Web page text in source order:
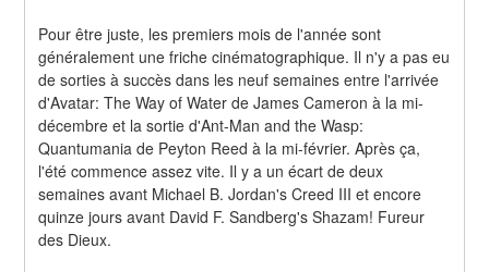
Pour être juste, les premiers mois de l'année sont
généralement une friche cinématographique. Il n'y a pas eu
de sorties à succès dans les neuf semaines entre l'arrivée
d'Avatar: The Way of Water de James Cameron à la mi-
décembre et la sortie d'Ant-Man and the Wasp:
Quantumania de Peyton Reed à la mi-février. Après ça,
l'été commence assez vite. Il y a un écart de deux
semaines avant Michael B. Jordan's Creed III et encore
quinze jours avant David F. Sandberg's Shazam! Fureur
des Dieux.